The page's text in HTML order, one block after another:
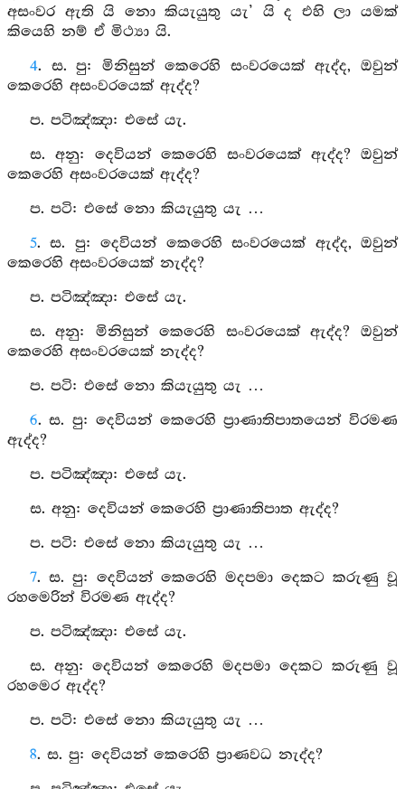
අසංවර ඇති යි නො කියැයුතු යැ’ යි ද එහි ලා යමක්
කියෙහි නම් ඒ මිථ්‍යා යි.
4. ස. පු: මිනිසුන් කෙරෙහි සංවරයෙක් ඇද්ද, ඔවුන්
කෙරෙහි අසංවරයෙක් ඇද්ද?
ප. පටිඤ්ඤා: එසේ යැ.
ස. අනු: දෙවියන් කෙරෙහි සංවරයෙක් ඇද්ද? ඔවුන්
කෙරෙහි අසංවරයෙක් ඇද්ද?
ප. පටි: එසේ නො කියැයුතු යැ …
5. ස. පු: දෙවියන් කෙරෙහි සංවරයෙක් ඇද්ද, ඔවුන්
කෙරෙහි අසංවරයෙක් නැද්ද?
ප. පටිඤ්ඤා: එසේ යැ.
ස. අනු: මිනිසුන් කෙරෙහි සංවරයෙක් ඇද්ද? ඔවුන්
කෙරෙහි අසංවරයෙක් නැද්ද?
ප. පටි: එසේ නො කියැයුතු යැ …
6. ස. පු: දෙවියන් කෙරෙහි ප්‍රාණාතිපාතයෙන් විරමණ
ඇද්ද?
ප. පටිඤ්ඤා: එසේ යැ.
ස. අනු: දෙවියන් කෙරෙහි ප්‍රාණාතිපාත ඇද්ද?
ප. පටි: එසේ නො කියැයුතු යැ …
7. ස. පු: දෙවියන් කෙරෙහි මදපමා දෙකට කරුණු වූ
රහමෙරින් විරමණ ඇද්ද?
ප. පටිඤ්ඤා: එසේ යැ.
ස. අනු: දෙවියන් කෙරෙහි මදපමා දෙකට කරුණු වූ
රහමෙර ඇද්ද?
ප. පටි: එසේ නො කියැයුතු යැ …
8. ස. පු: දෙවියන් කෙරෙහි ප්‍රාණවධ නැද්ද?